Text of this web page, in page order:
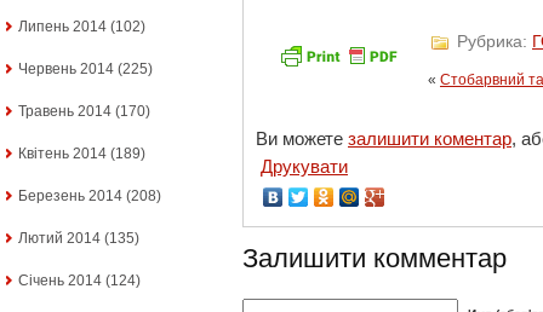
Липень 2014 (102)
Червень 2014 (225)
Травень 2014 (170)
Квітень 2014 (189)
Березень 2014 (208)
Лютий 2014 (135)
Січень 2014 (124)
Рубрика:
« Стобарвний
Ви можете залишити коментар,
Друкувати
Залишити комментар